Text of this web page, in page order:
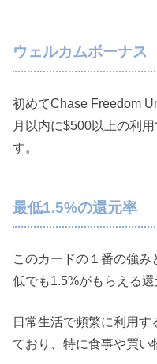
ウェルカムボーナス
初めてChase Freedom
月以内に$500以上の利用
す。
最低1.5%の還元率
このカードの１番の強
低でも1.5%がもらえる還
日常生活で頻繁に利用
ており、特に食事や買い